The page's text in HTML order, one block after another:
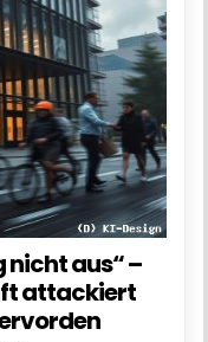
nicht aus“ –
attackiert